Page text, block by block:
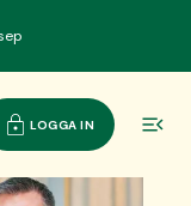
LOGGA IN